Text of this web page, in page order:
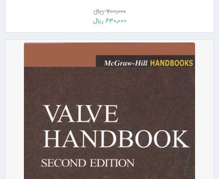
700٬000 ریال
630٬000 ریال